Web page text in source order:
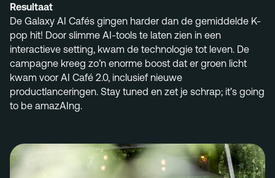
Resultaat
De Galaxy AI Cafés gingen harder dan de gemiddelde K-
pop hit! Door slimme AI-tools te laten zien in een
interactieve setting, kwam de technologie tot leven. De
campagne kreeg zo’n enorme boost dat er groen licht
kwam voor AI Café 2.0, inclusief nieuwe
productlanceringen. Stay tuned en zet je schrap; it’s going
to be amazAIng